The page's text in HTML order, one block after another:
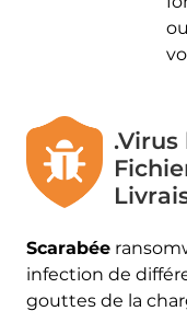
Scarabée
infection de
gouttes de la